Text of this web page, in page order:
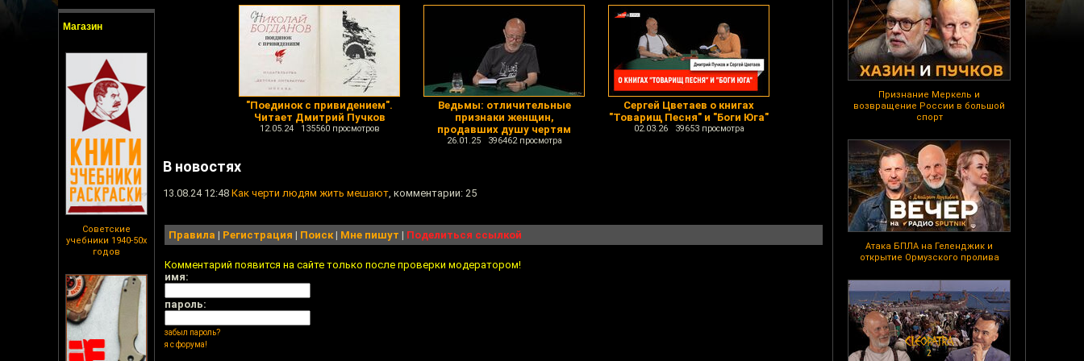
Магазин
Советские
учебники 1940-50х
годов
Признание Меркель и
возвращение России в большой
спорт
Атака БПЛА на Геленджик и
открытие Ормузского пролива
"Поединок с привидением".
Читает Дмитрий Пучков
12.05.24 135560 просмотров
Ведьмы: отличительные
признаки женщин,
продавших душу чертям
26.01.25 396462 просмотра
Сергей Цветаев о книгах
"Товарищ Песня" и "Боги Юга"
02.03.26 39653 просмотра
В новостях
13.08.24 12:48 Как черти людям жить мешают, комментарии: 25
Правила | Регистрация | Поиск| Мне пишут | Поделиться ссылкой
Комментарий появится на сайте только после проверки модератором!
имя:
пароль:
забыл пароль?
я с форума!